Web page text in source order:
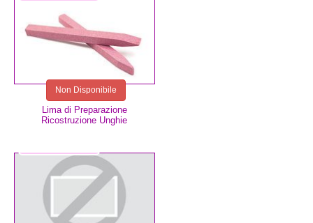
Lima di Preparazione
Ricostruzione Unghie
Non Disponibile